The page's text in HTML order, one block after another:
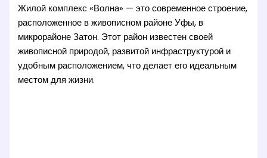
Жилой комплекс «Волна» — это современное строение,
расположенное в живописном районе Уфы, в
микрорайоне Затон. Этот район известен своей
живописной природой, развитой инфраструктурой и
удобным расположением, что делает его идеальным
местом для жизни.